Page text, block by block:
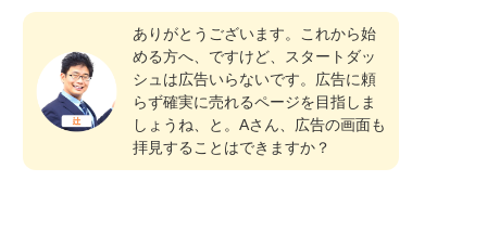
ありがとうございます。これから始
める方へ、ですけど、スタートダッ
シュは広告いらないです。広告に頼
らず確実に売れるページを目指しま
しょうね、と。Aさん、広告の画面も
拝見することはできますか？